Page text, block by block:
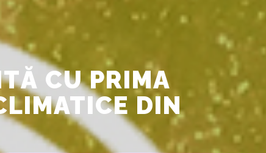
CU PRIMA
DIN